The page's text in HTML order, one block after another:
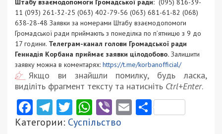
Штабу взаємодопомоги Громадської ради: (095) 816-39-
11 (093) 261-32-25 (063) 402-79-56 (063) 681-61-82 (068)
638-28-48 Заявки за номерами Штабу взаємодопомоги
Громадської ради приймають з понеділка по п’ятницю з 9 до
17 години. Телеграм-канал голови Громадської ради
Геннадія Корбана приймає заявки цілодобово. Залишити
заявку можна в коментарях: https://t.me/korbanofficial/
Якщо ви знайшли помилку, будь ласка,
виділіть фрагмент тексту та натисніть Ctrl+Enter.
Facebook
Telegram
Twitter
WhatsApp
ViberEmail
Категории: Суспільство